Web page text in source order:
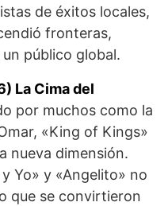
de éxitos locales,
fronteras,
público global.
La Cima del
por muchos como la
«King of Kings»
nueva dimensión.
Yo» y «Angelito» no
que se convirtieron